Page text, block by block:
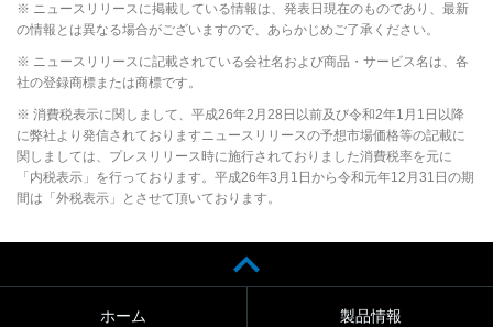
※ ニュースリリースに掲載している情報は、発表日現在のものであり、最新
の情報とは異なる場合がございますので、あらかじめご了承ください。
※ ニュースリリースに記載されている会社名および商品・サービス名は、各
社の登録商標または商標です。
※ 消費税表示に関しまして、平成26年2月28日以前及び令和2年1月1日以降
に弊社より発信されておりますニュースリリースの予想市場価格等の記載に
関しましては、プレスリリース時に施行されておりました消費税率を元に
「内税表示」を行っております。平成26年3月1日から令和元年12月31日の期
間は「外税表示」とさせて頂いております。
ホーム 製品情報